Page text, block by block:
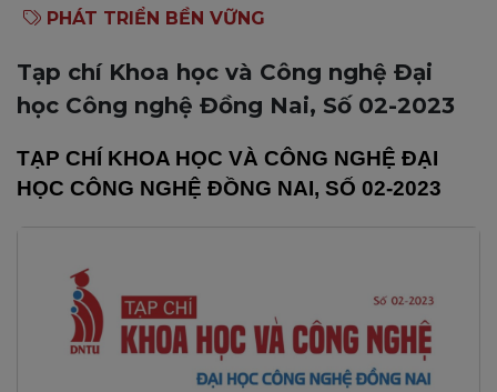
PHÁT TRIỂN BỀN VỮNG
Tạp chí Khoa học và Công nghệ Đại
học Công nghệ Đồng Nai, Số 02-2023
TẠP CHÍ KHOA HỌC VÀ CÔNG NGHỆ ĐẠI
HỌC CÔNG NGHỆ ĐỒNG NAI, SỐ 02-2023